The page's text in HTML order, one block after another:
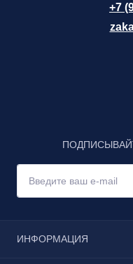
+7
ИНФОРМАЦИЯ